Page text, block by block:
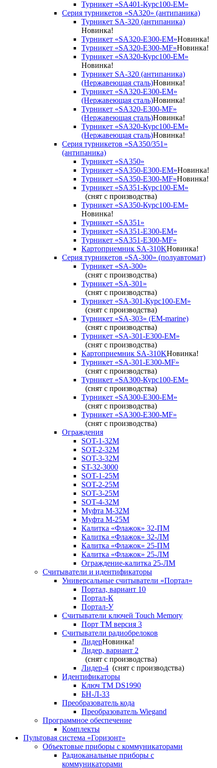
Турникет «SA401-Курс100-EM»
Серия турникетов «SA320» (антипаника)
Турникет SA-320 (антипаника)
Новинка!
Турникет «SA320-Е300-EM»Новинка!
Турникет «SA320-Е300-MF»Новинка!
Турникет «SA320-Курс100-EM»
Новинка!
Турникет SA-320 (антипаника)
(Нержавеющая сталь)Новинка!
Турникет «SA320-Е300-EM»
(Нержавеющая сталь)Новинка!
Турникет «SA320-Е300-MF»
(Нержавеющая сталь)Новинка!
Турникет «SA320-Курс100-EM»
(Нержавеющая сталь)Новинка!
Серия турникетов «SA350/351»
(антипаника)
Турникет «SA350»
Турникет «SA350-Е300-EM»Новинка!
Турникет «SA350-Е300-MF»Новинка!
Турникет «SA351-Курс100-ЕМ»
(снят с производства)
Турникет «SA350-Курс100-EM»
Новинка!
Турникет «SA351»
Турникет «SA351-Е300-ЕМ»
Турникет «SA351-Е300-MF»
Картоприемник SA-310KНовинка!
Серия турникетов «SA-300» (полуавтомат)
Турникет «SA-300»
(снят с производства)
Турникет «SA-301»
(снят с производства)
Турникет «SA-301-Курс100-ЕМ»
(снят с производства)
Турникет «SA-303» (EM-marine)
(снят с производства)
Турникет «SA-301-Е300-ЕМ»
(снят с производства)
Картоприемник SA-310KНовинка!
Турникет «SA-301-Е300-MF»
(снят с производства)
Турникет «SA300-Курс100-ЕМ»
(снят с производства)
Турникет «SA300-Е300-EM»
(снят с производства)
Турникет «SA300-Е300-MF»
(снят с производства)
Ограждения
SOT-1-32М
SOT-2-32М
SOT-3-32М
ST-32-3000
SOT-1-25М
SOT-2-25М
SOT-3-25М
SOT-4-32M
Муфта M-32М
Муфта M-25М
Калитка «Флажок» 32-ПМ
Калитка «Флажок» 32-ЛМ
Калитка «Флажок» 25-ПМ
Калитка «Флажок» 25-ЛМ
Ограждение-калитка 25-ЛМ
Считыватели и идентификаторы
Универсальные считыватели «Портал»
Портал, вариант 10
Портал-К
Портал-У
Считыватели ключей Touch Memory
Порт TM версия 3
Считыватели радиобрелоков
ЛидерНовинка!
Лидер, вариант 2
(снят с производства)
Лидер-4 (снят с производства)
Идентификаторы
Ключ TM DS1990
БН-Л-33
Преобразователь кода
Преобразователь Wiegand
Программное обеспечение
Комплекты
Пультовая система «Горизонт»
Объектовые приборы с коммуникаторами
Радиоканальные приборы с
коммуникаторами